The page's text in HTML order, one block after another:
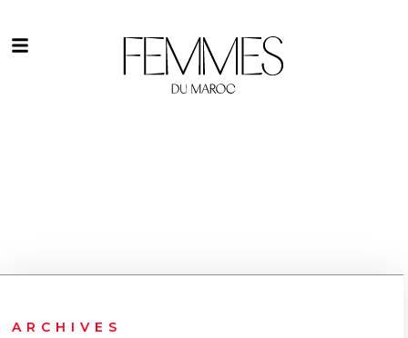
ARCHIVES